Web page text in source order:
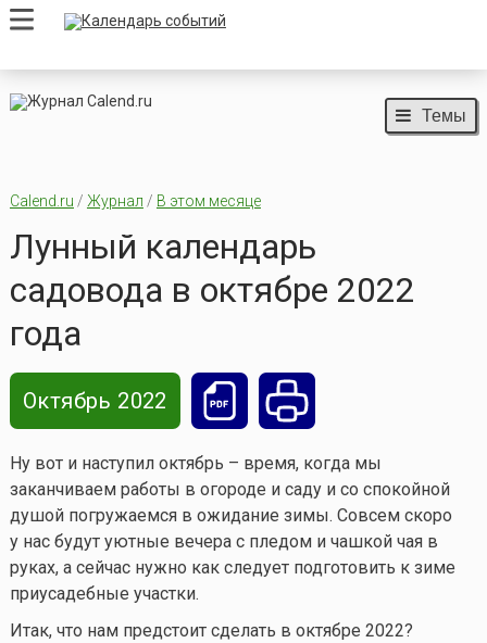
Темы
Calend.ru / Журнал / В этом месяце
Лунный календарь
садовода в октябре 2022
года
Октябрь 2022
Ну вот и наступил октябрь – время, когда мы
заканчиваем работы в огороде и саду и со спокойной
душой погружаемся в ожидание зимы. Совсем скоро
у нас будут уютные вечера с пледом и чашкой чая в
руках, а сейчас нужно как следует подготовить к зиме
приусадебные участки.
Итак, что нам предстоит сделать в октябре 2022?